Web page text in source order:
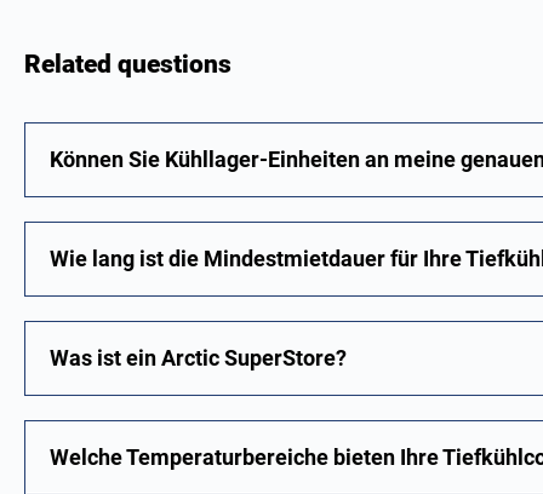
Related questions
Können Sie Kühllager-Einheiten an meine
Wie lang ist die Mindestmietdauer für Ihre
Was ist ein Arctic SuperStore?
Welche Temperaturbereiche bieten Ihre